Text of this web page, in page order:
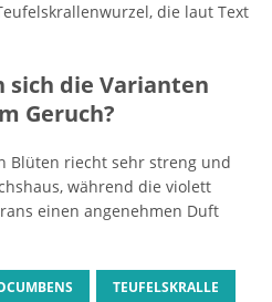
die laut Text
sich die Varianten
Geruch?
Blüten riecht sehr streng und
während die violett
einen angenehmen Duft
TEUFELSKRALLE